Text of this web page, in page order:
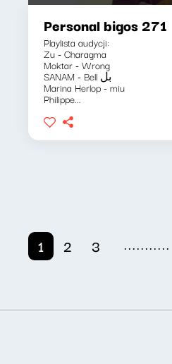
Personal bigos 271
Playlista audycji:
Zu - Charagma
Moktar - Wrong
SANAM - Bell بل
Marina Herlop - miu
Philippe...
1 2 3 ...........